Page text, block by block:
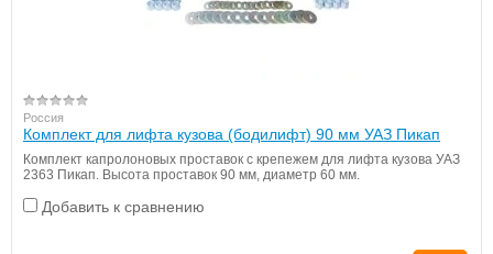
Россия
Комплект для лифта кузова (бодилифт) 90 мм УАЗ Пикап
Комплект капролоновых проставок с крепежем для лифта кузова УАЗ
2363 Пикап. Высота проставок 90 мм, диаметр 60 мм.
Добавить к сравнению